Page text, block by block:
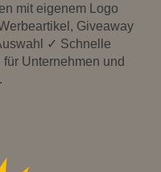
mit eigenem Logo
Giveaway
✓ Schnelle
Unternehmen und